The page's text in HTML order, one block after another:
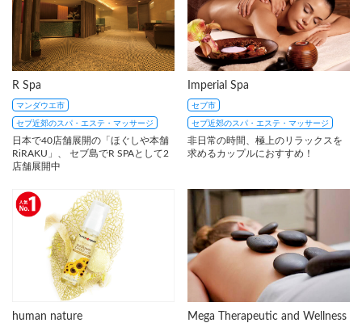
R Spa
マンダウエ市
セブ近郊のスパ・エステ・マッサージ
日本で40店舗展開の「ほぐしや本舗
RiRAKU」、 セブ島でR SPAとして2
店舗展開中
Imperial Spa
セブ市
セブ近郊のスパ・エステ・マッサージ
非日常の時間、極上のリラックスを
求めるカップルにおすすめ！
human nature
Mega Therapeutic and Wellness